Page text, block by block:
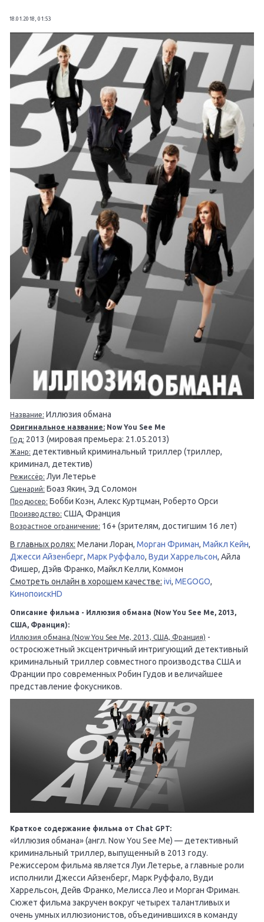
18.01.2018, 01:53
Название: Иллюзия обмана
Оригинальное название: Now You See Me
Год: 2013 (мировая премьера: 21.05.2013)
Жанр: детективный криминальный триллер (триллер,
криминал, детектив)
Режиссёр: Луи Летерье
Сценарий: Боаз Якин, Эд Соломон
Продюсер: Бобби Коэн, Алекс Куртцман, Роберто Орси
Производство: США, Франция
Возрастное ограничение: 16+ (зрителям, достигшим 16 лет)
В главных ролях: Мелани Лоран, Морган Фриман, Майкл Кейн,
Джесси Айзенберг, Марк Руффало, Вуди Харрельсон, Айла
Фишер, Дэйв Франко, Майкл Келли, Коммон
Смотреть онлайн в хорошем качестве: ivi, MEGOGO,
КинопоискHD
Описание фильма - Иллюзия обмана (Now You See Me, 2013,
США, Франция):
Иллюзия обмана (Now You See Me, 2013, США, Франция) -
остросюжетный эксцентричный интригующий детективный
криминальный триллер совместного производства США и
Франции про современных Робин Гудов и величайшее
представление фокусников.
Краткое содержание фильма от Chat GPT:
«Иллюзия обмана» (англ. Now You See Me) — детективный
криминальный триллер, выпущенный в 2013 году.
Режиссером фильма является Луи Летерье, а главные роли
исполнили Джесси Айзенберг, Марк Руффало, Вуди
Харрельсон, Дейв Франко, Мелисса Лео и Морган Фриман.
Сюжет фильма закручен вокруг четырех талантливых и
очень умных иллюзионистов, объединившихся в команду